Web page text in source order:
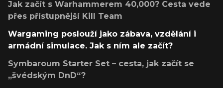
Jak začít s Warhammerem 40,000? Cesta vede
přes přístupnější Kill Team
Wargaming poslouží jako zábava, vzdělání i
armádní simulace. Jak s ním ale začít?
Symbaroum Starter Set – cesta, jak začít se
„švédským DnD“?